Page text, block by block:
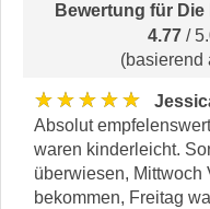
Bewertung für
4.77 /
(basierend
★★★★★
Absolut
waren kinderleicht.
überwiesen, Mittwoch
bekommen, Freitag